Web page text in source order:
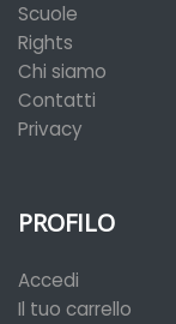
Scuole
Rights
Chi siamo
Contatti
Privacy
PROFILO
Accedi
Il tuo carrello